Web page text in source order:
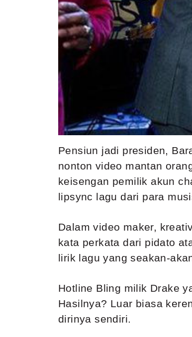
Pensiun jadi presiden,
nonton video mantan
keisengan pemilik akun
lipsync lagu dari para
Dalam video maker,
kata perkata dari pidato
lirik lagu yang seakan-
Hotline Bling milik Drake
Hasilnya? Luar biasa
dirinya sendiri.